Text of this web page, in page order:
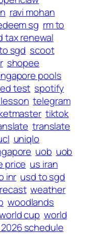
ravi mohan
sg rm to
tax renewal
sgd scoot
shopee
pools
test spotify
telegram
tiktok
translate
uniqlo
uob uob
price us iran
inr usd to sgd
weather
woodlands
cup world
schedule